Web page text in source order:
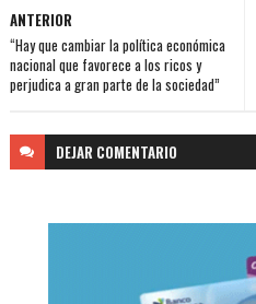
ANTERIOR
“Hay que cambiar la política económica
nacional que favorece a los ricos y
perjudica a gran parte de la sociedad”
DEJAR COMENTARIO